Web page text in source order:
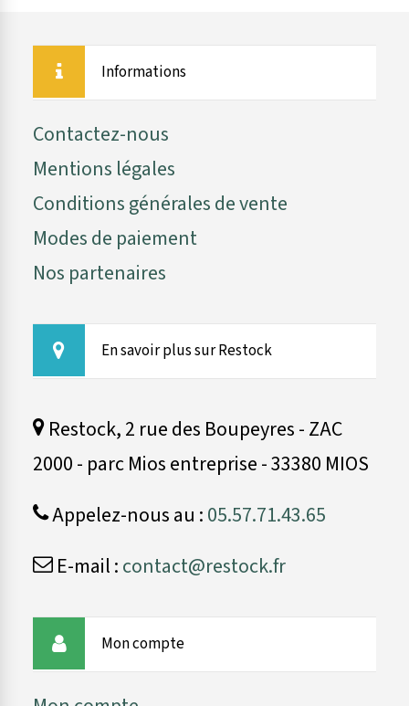
Informations
Contactez-nous
Mentions légales
Conditions générales de vente
Modes de paiement
Nos partenaires
En savoir plus sur Restock
Restock, 2 rue des Boupeyres - ZAC
2000 - parc Mios entreprise - 33380 MIOS
Appelez-nous au :05.57.71.43.65
E-mail :contact@restock.fr
Mon compte